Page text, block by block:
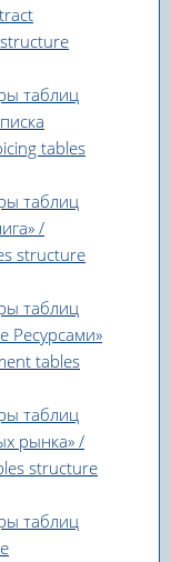
таблиц
tables
таблиц
/
structure
таблиц
Ресурсами»
tables
таблиц
рынка» /
structure
таблиц